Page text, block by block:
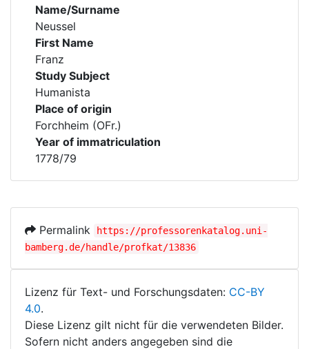
Name/Surname
Neussel
First Name
Franz
Study Subject
Humanista
Place of origin
Forchheim (OFr.)
Year of immatriculation
1778/79
Permalink
https://professorenkatalog.uni-
bamberg.de/handle/profkat/13836
Lizenz für Text- und Forschungsdaten: CC-BY
4.0.
Diese Lizenz gilt nicht für die verwendeten Bilder.
Sofern nicht anders angegeben sind die